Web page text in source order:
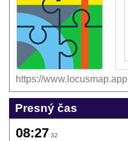
https://www.locusmap.app
Presný čas
08:27 32